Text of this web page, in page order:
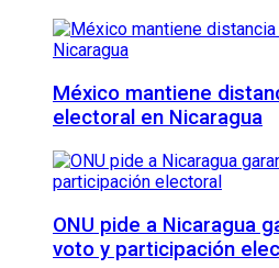
México mantiene
electoral en Nicaragua
ONU pide a Nicaragua
voto y participación